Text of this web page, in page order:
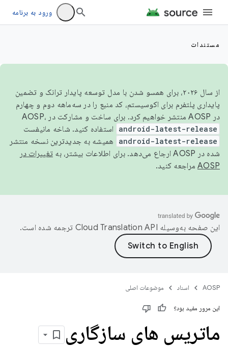
ورود به برنامه
مستندات
از سال ۲۰۲۶، برای همسو شدن با مدل توسعه پایدار ترانک و تضمین
پایداری پلتفرم برای اکوسیستم، کد منبع را در سه‌ماهه دوم و چهارم
در AOSP منتشر خواهیم کرد. برای ساخت و مشارکت در AOSP،
android-latest-release استفاده کنید. شاخه مانیفست
android-latest-release
همیشه به جدیدترین نسخه منتشر
شده در AOSP ارجاع می‌دهد. برای اطلاعات بیشتر، به
تغییرات در
AOSP مراجعه کنید.
این صفحه به‌وسیله ترجمه شده است.
AOSP اسناد موضوعات اصلی
این مرور مفید بود؟
ماتریس های سازگاری